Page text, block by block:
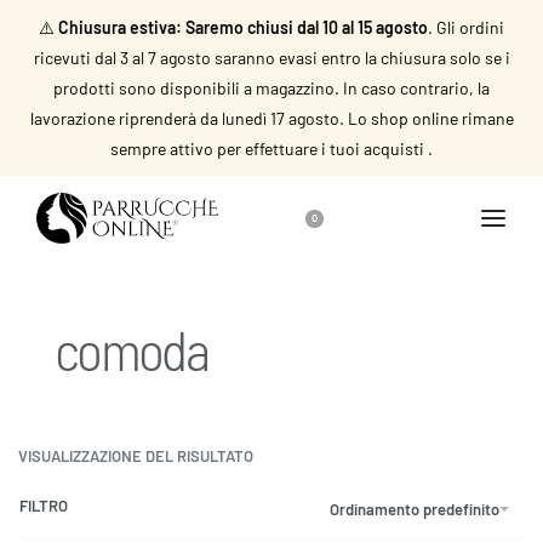
⚠️ Chiusura estiva: Saremo chiusi dal 10 al 15 agosto. Gli ordini
ricevuti dal 3 al 7 agosto saranno evasi entro la chiusura solo se i
prodotti sono disponibili a magazzino. In caso contrario, la
lavorazione riprenderà da lunedì 17 agosto. Lo shop online rimane
sempre attivo per effettuare i tuoi acquisti .
0
comoda
VISUALIZZAZIONE DEL RISULTATO
Ordinamento predefinito
FILTRO